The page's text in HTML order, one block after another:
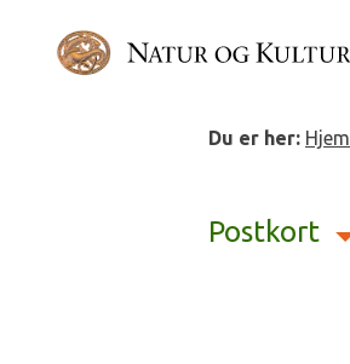
direkte
Du er her: Hjem
Postkort